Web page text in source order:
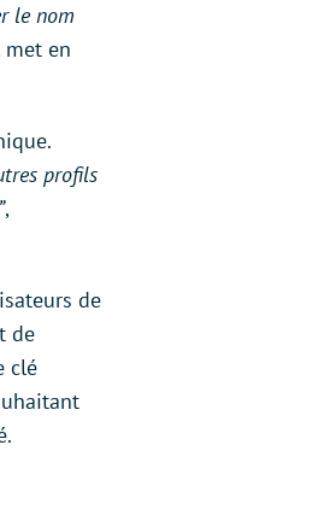
le nom
met en
profils
,
de
de
clé